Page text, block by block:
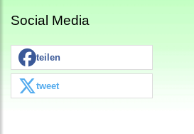
Social Media
teilen
tweet